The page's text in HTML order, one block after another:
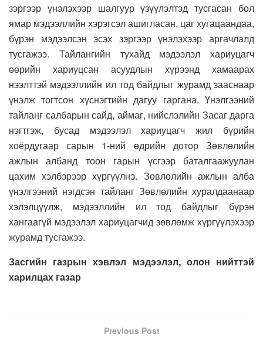
зэргээр үнэлэхээр шалгуур үзүүлэлтэд тусгасан бол
ямар мэдээллийн хэрэгсэл ашигласан, цаг хугацаандаа,
бүрэн мэдээлсэн эсэх зэргээр үнэлэхээр аргачлалд
тусгажээ. Тайлангийн тухайд мэдээлэл хариуцагч
өөрийн хариуцсан асуудлын хүрээнд хамаарах
нээлттэй мэдээллийн ил тод байдлыг журамд зааснаар
үнэлж тогтсон хүснэгтийн дагуу гаргана. Үнэлгээний
тайланг салбарын сайд, аймаг, нийслэлийн Засаг дарга
нэгтгэж, бусад мэдээлэл хариуцагч жил бүрийн
хоёрдугаар сарын 1-ний өдрийн дотор Зөвлөлийн
ажлын албанд тоон гарын үсгээр баталгаажуулан
цахим хэлбэрээр хүргүүлнэ. Зөвлөлийн ажлын алба
үнэлгээний нэгдсэн тайланг Зөвлөлийн хуралдаанаар
хэлэлцүүлж, мэдээллийн ил тод байдлыг бүрэн
хангаагүй мэдээлэл хариуцагчид зөвлөмж хүргүүлэхээр
журамд тусгажээ.
Засгийн газрын хэвлэл мэдээлэл, олон нийттэй
харилцах газар
Previous Post